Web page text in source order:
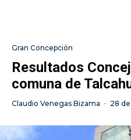
Gran Concepción
Resultados
comuna de
Claudio Venegas Bizama · 28